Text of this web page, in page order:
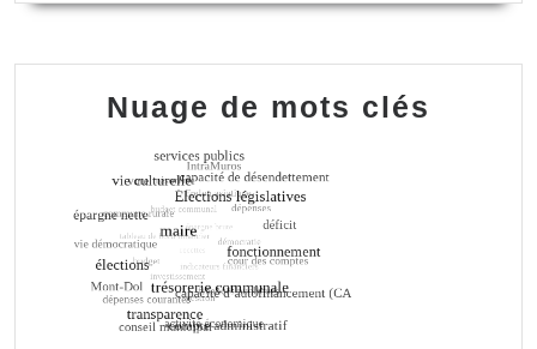
Nuage de mots clés